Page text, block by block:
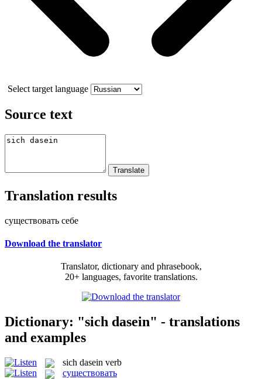
Select target language
Source text
Translation results
существовать себе
Download the translator
Translator, dictionary and phrasebook,
20+ languages, favorite translations.
Dictionary: "sich dasein" - translations
and examples
sich dasein verb
существовать